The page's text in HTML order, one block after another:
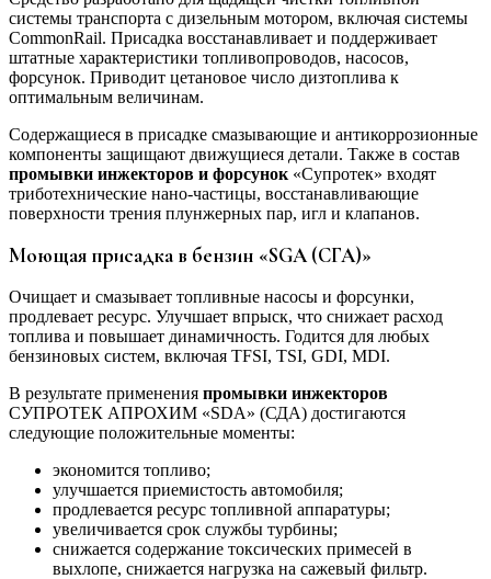
системы транспорта с дизельным мотором, включая системы
CommonRail. Присадка восстанавливает и поддерживает
штатные характеристики топливопроводов, насосов,
форсунок. Приводит цетановое число дизтоплива к
оптимальным величинам.
Содержащиеся в присадке смазывающие и антикоррозионные
компоненты защищают движущиеся детали. Также в состав
промывки инжекторов и форсунок «Супротек» входят
триботехнические нано-частицы, восстанавливающие
поверхности трения плунжерных пар, игл и клапанов.
Моющая присадка в бензин «SGA (СГА)»
Очищает и смазывает топливные насосы и форсунки,
продлевает ресурс. Улучшает впрыск, что снижает расход
топлива и повышает динамичность. Годится для любых
бензиновых систем, включая TFSI, TSI, GDI, MDI.
В результате применения промывки инжекторов
СУПРОТЕК АПРОХИМ «SDA» (СДА) достигаются
следующие положительные моменты:
экономится топливо;
улучшается приемистость автомобиля;
продлевается ресурс топливной аппаратуры;
увеличивается срок службы турбины;
снижается содержание токсических примесей в
выхлопе, снижается нагрузка на сажевый фильтр.